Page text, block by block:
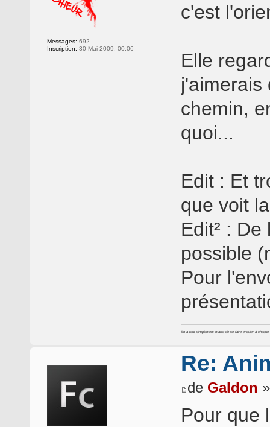
Messages: 692
Inscription: 30 Mai 2009, 00:06
c'est
Elle
j'aimerais
chemin,
quoi...
Edit : Et
que voit
Edit² :
possible
Pour
En a tout simplement marre de se faire enculer à
Re:
de Galdon
Pour que